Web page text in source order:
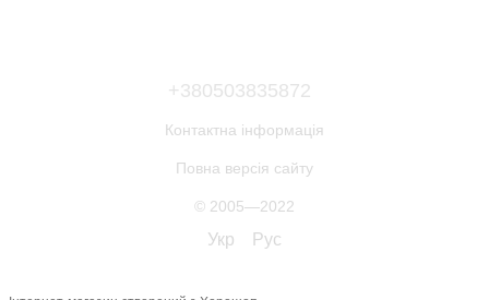
+380503835872
Контактна інформація
Повна версія сайту
© 2005—2022
Укр Рус